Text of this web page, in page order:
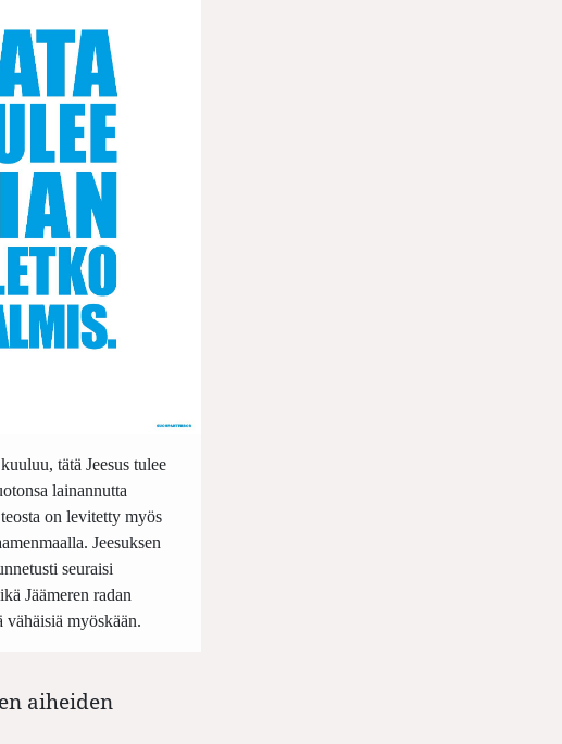
tätä Jeesus tulee
lainannutta
on levitetty myös
Jeesuksen
seuraisi
Jäämeren radan
vähäisiä myöskään.
aiheiden